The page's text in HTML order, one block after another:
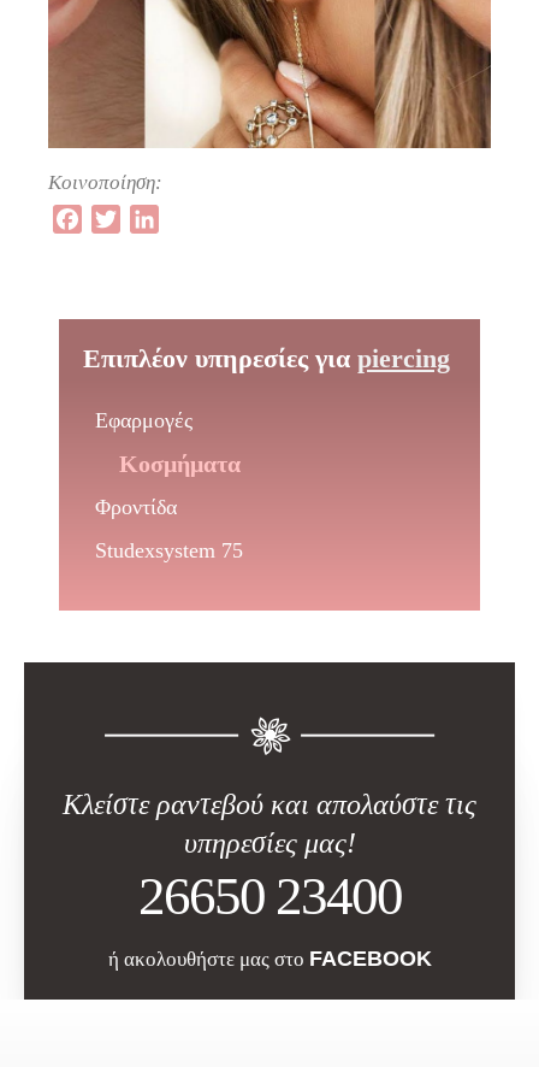
Κοινοποίηση:
Facebook
Twitter
Επιπλέον υπηρεσίες για piercing
Εφαρμογές
Κοσμήματα
Φροντίδα
Studexsystem 75
Κλείστε ραντεβού και απολαύστε τις
υπηρεσίες μας!
26650 23400
ή ακολουθήστε μας στο FACEBOOK